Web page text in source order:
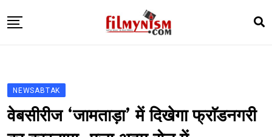
to
TELEVISION
BHOJPURI
NEWSABTAK
वेबसीरीज ‘जामताड़ा’ में दिखेगा फ्राॅडनगरी